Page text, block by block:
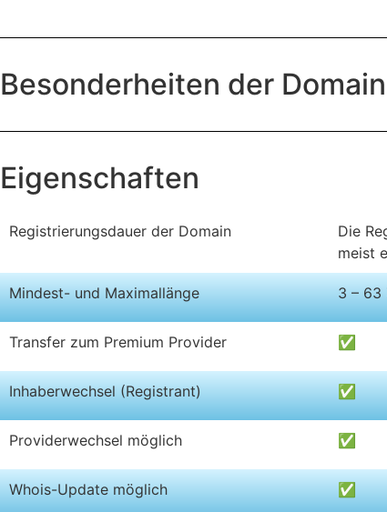
Besonderheiten der
Eigenschaften
Registrierungsdauer der Domain
Die
meist
Mindest- und Maximallänge 3 – 63
Transfer zum Premium Provider ✅
Inhaberwechsel (Registrant) ✅
Providerwechsel möglich ✅
Whois-Update möglich ✅